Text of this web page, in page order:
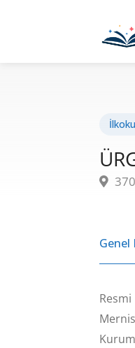
Genel
Resmi